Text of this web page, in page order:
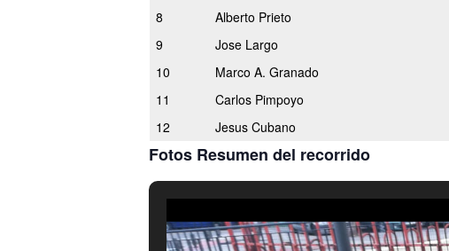
8
Alberto Prieto
9
Jose Largo
10
Marco A. Granado
11
Carlos Pimpoyo
12
Jesus Cubano
Fotos Resumen del recorrido